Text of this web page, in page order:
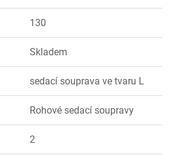
130
Skladem
sedací souprava ve tvaru L
Rohové sedací soupravy
2